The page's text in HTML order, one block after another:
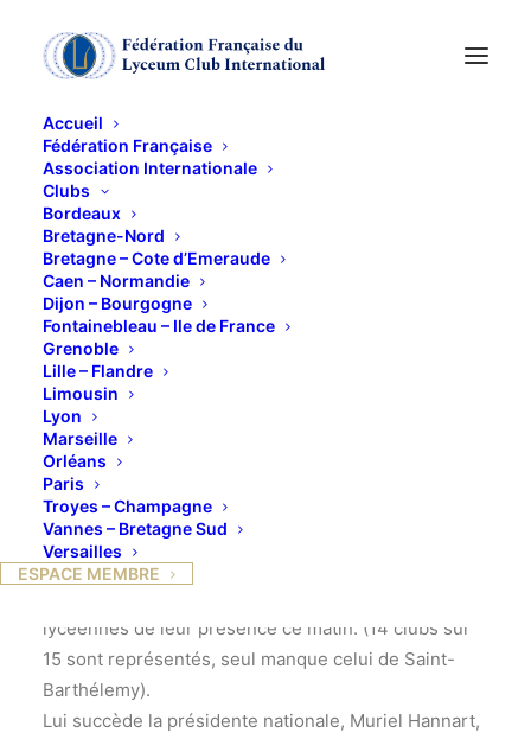
Accueil
Fédération Française
Association Internationale
Clubs
Bordeaux
Bretagne-Nord
Bretagne – Cote d’Emeraude
Caen – Normandie
Dijon – Bourgogne
Fontainebleau – Ile de France
Grenoble
Lille – Flandre
Limousin
Lyon
Marseille
Orléans
Paris
Troyes – Champagne
Vannes – Bretagne Sud
Versailles
ESPACE MEMBRE
Assemblée générale
nationale
Il fait beau pour la 49e assem- blée générale de la
Fédération française qui se tient à l’hippodrome de
Pau, en ce mercredi 10 octobre 2012. Françoise
Vernes, la présidente du club de Pau, prononce
lycéennes de leur présence ce matin. (14 clubs sur
15 sont représentés, seul manque celui de Saint-
Barthélemy).
Lui succède la présidente nationale, Muriel Hannart,